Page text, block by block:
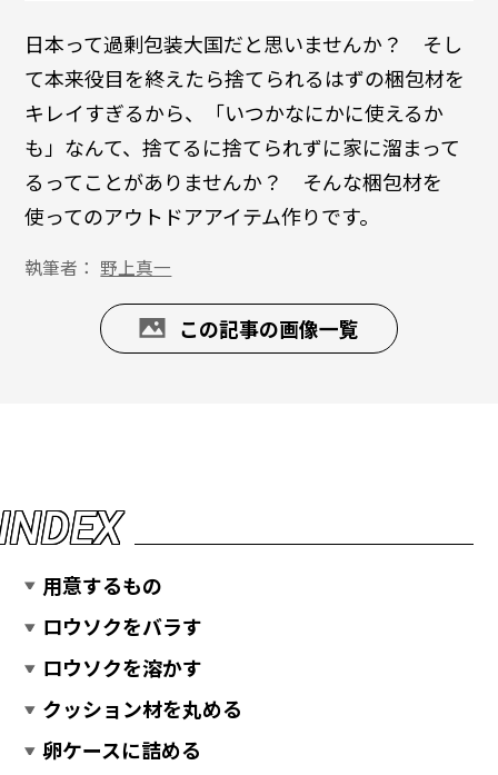
日本って過剰包装大国だと思いませんか？ そし
て本来役目を終えたら捨てられるはずの梱包材を
キレイすぎるから、「いつかなにかに使えるか
も」なんて、捨てるに捨てられずに家に溜まって
るってことがありませんか？ そんな梱包材を
使ってのアウトドアアイテム作りです。
執筆者：野上真一
この記事の画像一覧
NDEX
用意するもの
ロウソクをバラす
ロウソクを溶かす
クッション材を丸める
卵ケースに詰める